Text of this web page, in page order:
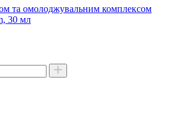
та омолоджувальним комплексом
30 мл